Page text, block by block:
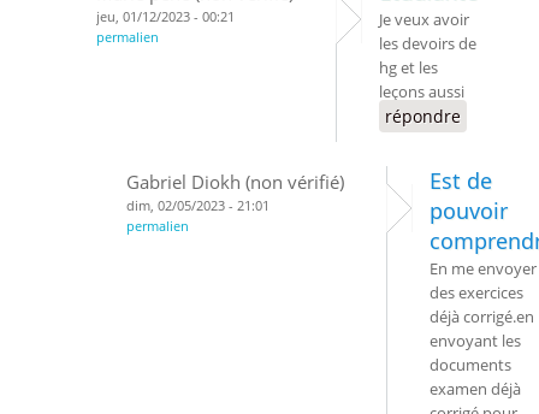
jeu, 01/12/2023 - 00:21
permalien
Je veux avoir
les devoirs de
hg et les
leçons aussi
répondre
Gabriel Diokh (non vérifié)
dim, 02/05/2023 - 21:01
permalien
Est de
pouvoir
En me envoyer
des exercices
déjà corrigé.en
envoyant les
documents
examen déjà